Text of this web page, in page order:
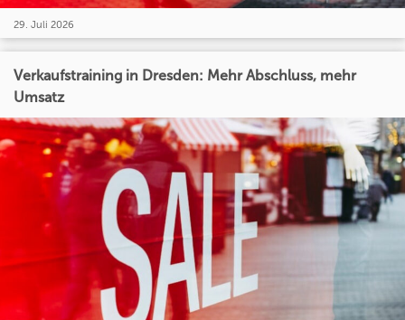
29. Juli 2026
Verkaufstraining in Dresden: Mehr Abschluss, mehr
Umsatz